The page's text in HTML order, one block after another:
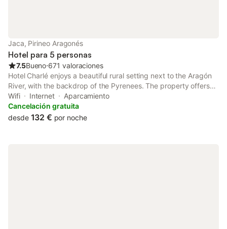
Jaca, Pirineo Aragonés
Hotel para 5 personas
7.5Bueno⋅671 valoraciones
Hotel Charlé enjoys a beautiful rural setting next to the Aragón
River, with the backdrop of the Pyrenees. The property offers
free Wi-Fi and parking.
Wifi Internet
Aparcamiento
Cancelación gratuita
desde 132 € por noche